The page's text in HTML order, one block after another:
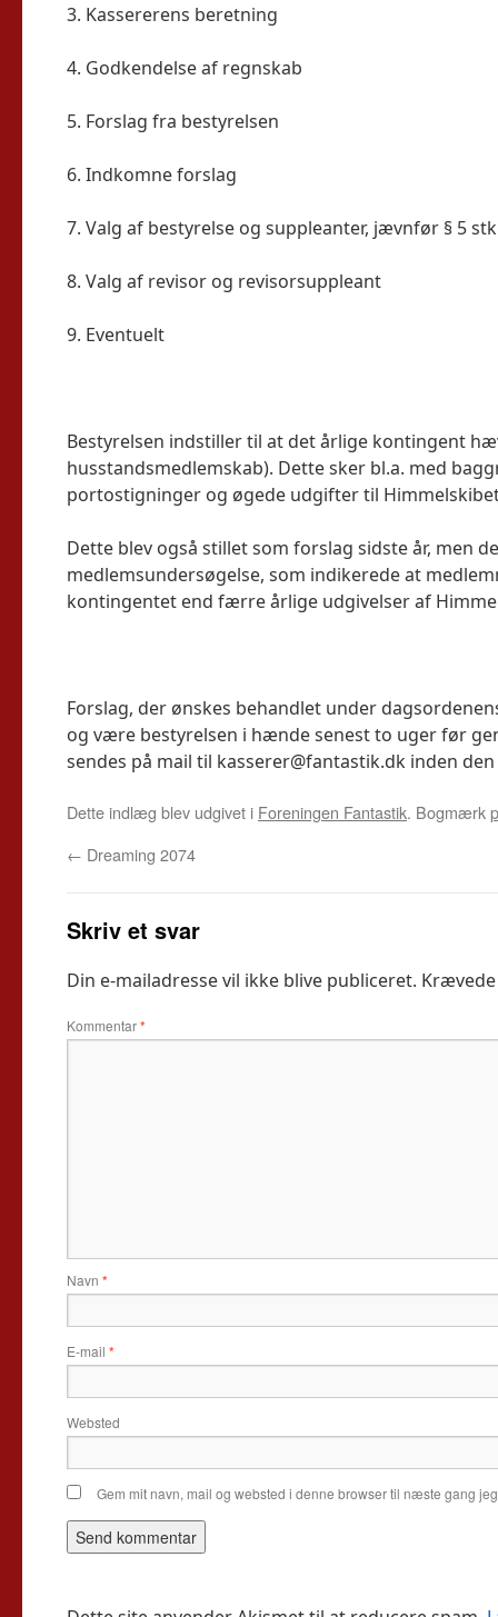
3. Kassererens beretning
4. Godkendelse af regnskab
5. Forslag fra bestyrelsen
6. Indkomne forslag
7. Valg af bestyrelse og suppleanter, jævnfør § 5
8. Valg af revisor og revisorsuppleant
9. Eventuelt
Bestyrelsen indstiller til at det årlige kontingent
husstandsmedlemskab). Dette sker bl.a. med
portostigninger og øgede udgifter til
Dette blev også stillet som forslag sidste år, men
medlemsundersøgelse, som indikerede at
kontingentet end færre årlige udgivelser af
Forslag, der ønskes behandlet under
og være bestyrelsen i hænde senest to uger før
sendes på mail til kasserer@fantastik.dk inden
Dette indlæg blev udgivet i Foreningen Fantastik. Bogmærk
← Dreaming 2074
Skriv et svar
Din e-mailadresse vil ikke blive publiceret.
Kommentar*
Navn *
E-mail *
Websted
Gem mit navn, mail og websted i denne browser til næste gang